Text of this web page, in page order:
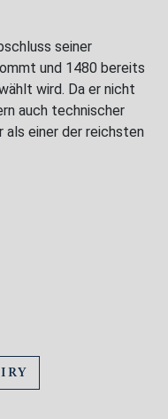
seiner
und 1480 bereits
wird. Da er nicht
auch technischer
als einer der reichsten